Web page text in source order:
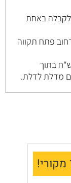
באחת
פתח תקווה
עד הבית חינם ברכישה מעל 300 ש"ח בתוך
מדלת לדלת.